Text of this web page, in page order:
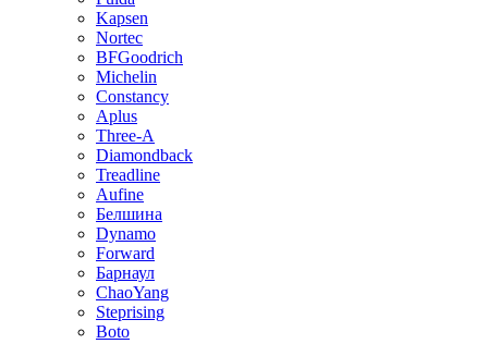
Kapsen
Nortec
BFGoodrich
Michelin
Constancy
Aplus
Three-A
Diamondback
Treadline
Aufine
Белшина
Dynamo
Forward
Барнаул
ChaoYang
Steprising
Boto